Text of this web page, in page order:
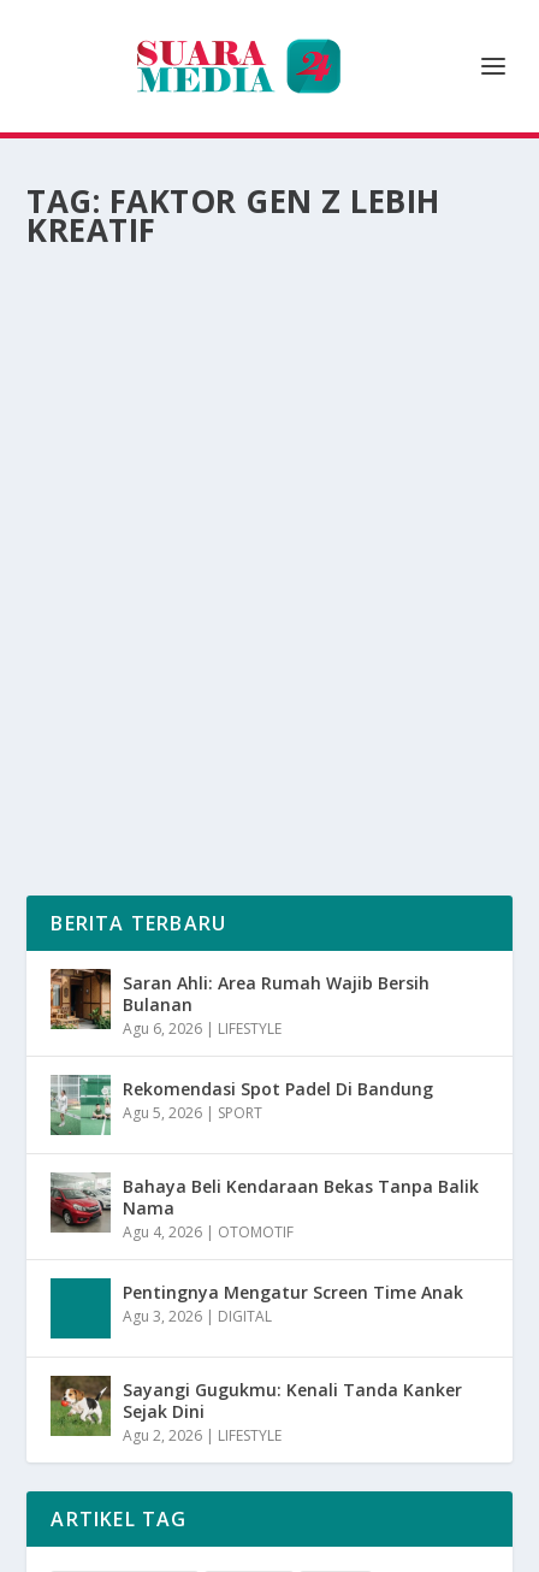
TAG: FAKTOR GEN Z LEBIH
KREATIF
BERITA TERBARU
Saran Ahli: Area Rumah Wajib Bersih
Bulanan
Agu 6, 2026 | LIFESTYLE
Rekomendasi Spot Padel Di Bandung
Agu 5, 2026 | SPORT
Bahaya Beli Kendaraan Bekas Tanpa Balik
Nama
Agu 4, 2026 | OTOMOTIF
Pentingnya Mengatur Screen Time Anak
Agu 3, 2026 | DIGITAL
Sayangi Gugukmu: Kenali Tanda Kanker
Sejak Dini
Agu 2, 2026 | LIFESTYLE
ARTIKEL TAG